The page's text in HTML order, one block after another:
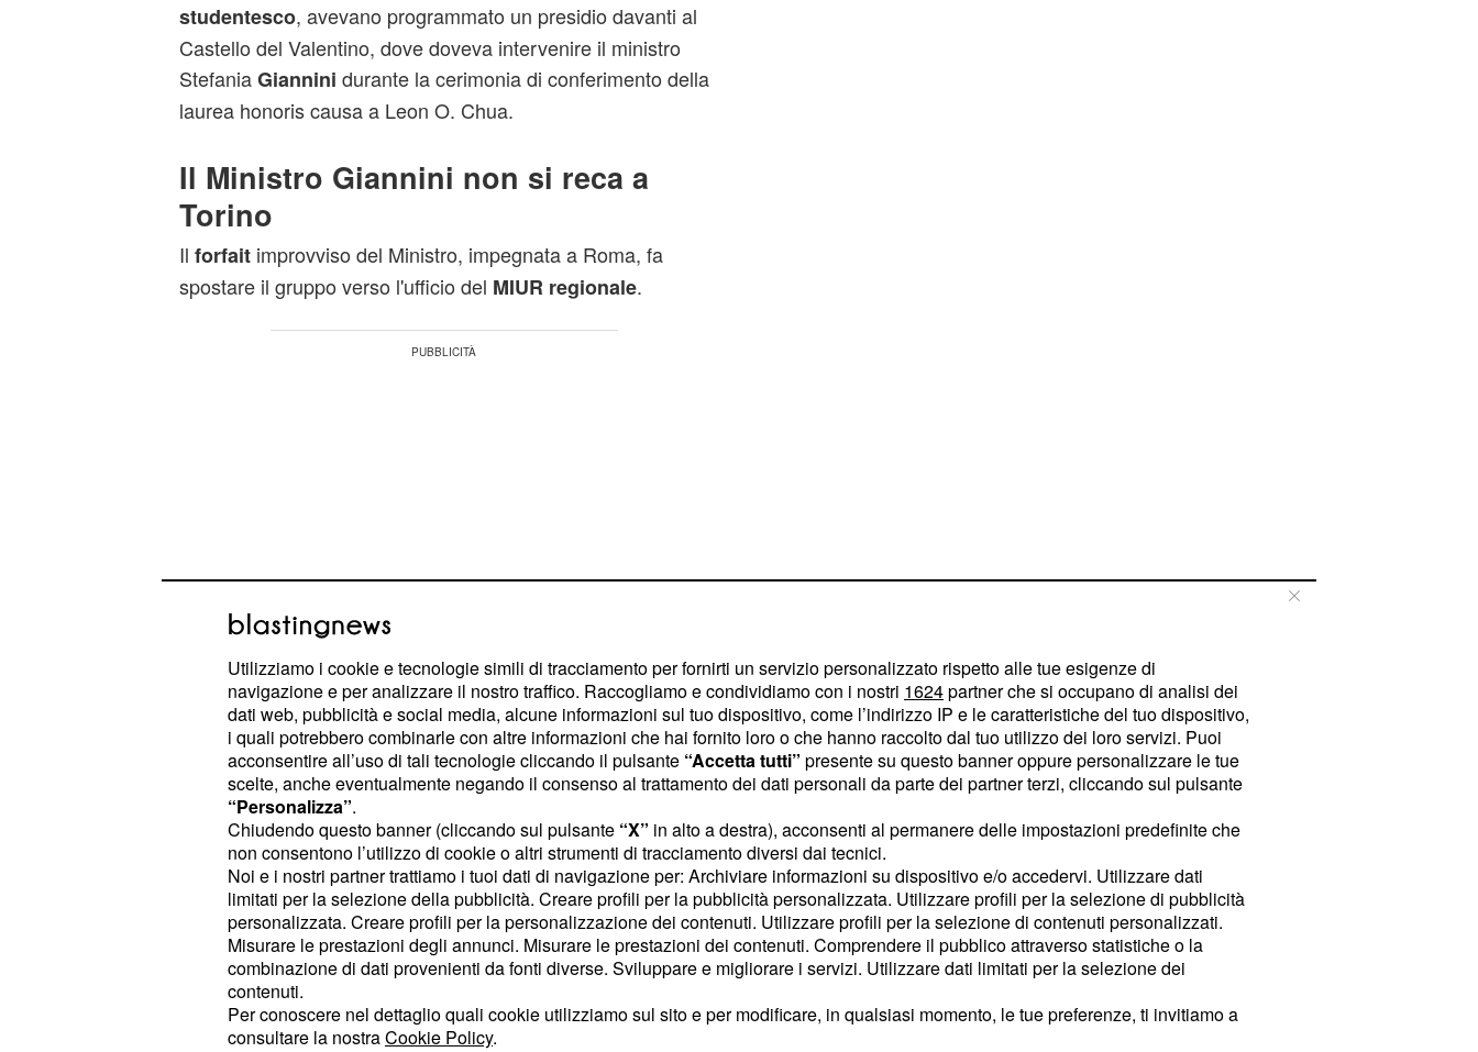
studentesco, avevano programmato un presidio davanti al
Castello del Valentino, dove doveva intervenire il ministro
StefaniaGiannini durante la cerimonia di conferimento della
laurea honoris causa a Leon O. Chua.
Il Ministro Giannini non si reca a
Torino
Il forfaitimprovviso del Ministro, impegnata a Roma, fa
spostare il gruppo verso l'ufficio del MIUR regionale.
L'occupazione dura una trentina di minuti, fino all'arrivo della
polizia, il tempo necessario per esporre unostriscione
all'esternoe dichiarare che "nonostante mesi e mesi di
proteste, e grandi manifestazioni di dissenso di queste
settimane il Governo continua l'iter legislativo senza tenere
realmente conto dellerivendicazionie delle proposte
portate avanti da studenti e docenti - hanno detto gli
occupanti- Volevamo ribadire queste cose al ministro che
però ha annullato la sua visita per paura delle proteste" Per
CUB Scuola, presente con alcuni sindacalisti, il motivo di
questa irruzione era anche per presentare una
Utilizziamo i cookie e tecnologie simili di tracciamento per fornirti un servizio personalizzato rispetto alle tue esigenze di
navigazione e per analizzare il nostro traffico. Raccogliamo e condividiamo con i nostri 1624partner che si occupano di analisi dei
dati web, pubblicità e social media, alcune informazioni sul tuo dispositivo, come l’indirizzo IP e le caratteristiche del tuo dispositivo,
i quali potrebbero combinarle con altre informazioni che hai fornito loro o che hanno raccolto dal tuo utilizzo dei loro servizi. Puoi
acconsentire all’uso di tali tecnologie cliccando il pulsante “Accetta tutti” presente su questo banner oppure personalizzare le tue
scelte, anche eventualmente negando il consenso al trattamento dei dati personali da parte dei partner terzi, cliccando sul pulsante
“Personalizza”.
Chiudendo questo banner (cliccando sul pulsante “X” in alto a destra), acconsenti al permanere delle impostazioni predefinite che
non consentono l’utilizzo di cookie o altri strumenti di tracciamento diversi dai tecnici.
Noi e i nostri partner trattiamo i tuoi dati di navigazione per: Archiviare informazioni su dispositivo e/o accedervi. Utilizzare dati
limitati per la selezione della pubblicità. Creare profili per la pubblicità personalizzata. Utilizzare profili per la selezione di pubblicità
personalizzata. Creare profili per la personalizzazione dei contenuti. Utilizzare profili per la selezione di contenuti personalizzati.
Misurare le prestazioni degli annunci. Misurare le prestazioni dei contenuti. Comprendere il pubblico attraverso statistiche o la
combinazione di dati provenienti da fonti diverse. Sviluppare e migliorare i servizi. Utilizzare dati limitati per la selezione dei
contenuti.
Per conoscere nel dettaglio quali cookie utilizziamo sul sito e per modificare, in qualsiasi momento, le tue preferenze, ti invitiamo a
consultare la nostraCookie Policy.